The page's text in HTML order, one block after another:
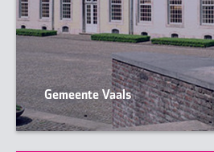
Gemeente Vaals